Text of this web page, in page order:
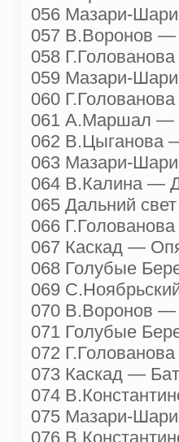
056 Мазари-
057 В.Воронов —
058
059 Мазари-
060
061 А.Маршал —
062 В.Цыганова
063 Мазари-
064 В.Калина —
065 Дальний
066
067 Каскад —
068 Голубые
069
070 В.Воронов
071 Голубые
072
073 Каскад —
074
075 Мазари-
076